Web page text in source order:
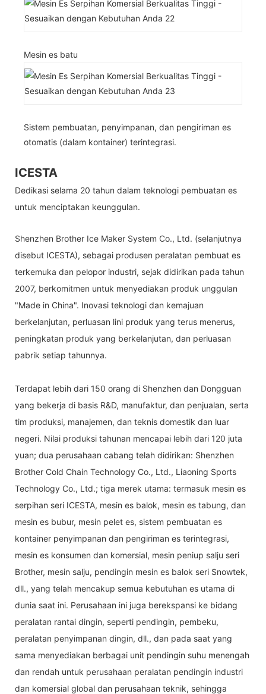
Mesin es batu
Sistem pembuatan, penyimpanan, dan pengiriman es
otomatis (dalam kontainer) terintegrasi.
ICESTA
Dedikasi selama 20 tahun dalam teknologi pembuatan es
untuk menciptakan keunggulan.
Shenzhen Brother Ice Maker System Co., Ltd. (selanjutnya
disebut ICESTA), sebagai produsen peralatan pembuat es
terkemuka dan pelopor industri, sejak didirikan pada tahun
2007, berkomitmen untuk menyediakan produk unggulan
"Made in China". Inovasi teknologi dan kemajuan
berkelanjutan, perluasan lini produk yang terus menerus,
peningkatan produk yang berkelanjutan, dan perluasan
pabrik setiap tahunnya.
Terdapat lebih dari 150 orang di Shenzhen dan Dongguan
yang bekerja di basis R&D, manufaktur, dan penjualan, serta
tim produksi, manajemen, dan teknis domestik dan luar
negeri. Nilai produksi tahunan mencapai lebih dari 120 juta
yuan; dua perusahaan cabang telah didirikan: Shenzhen
Brother Cold Chain Technology Co., Ltd., Liaoning Sports
Technology Co., Ltd.; tiga merek utama: termasuk mesin es
serpihan seri ICESTA, mesin es balok, mesin es tabung, dan
mesin es bubur, mesin pelet es, sistem pembuatan es
kontainer penyimpanan dan pengiriman es terintegrasi,
mesin es konsumen dan komersial, mesin peniup salju seri
Brother, mesin salju, pendingin mesin es balok seri Snowtek,
dll., yang telah mencakup semua kebutuhan es utama di
dunia saat ini. Perusahaan ini juga berekspansi ke bidang
peralatan rantai dingin, seperti pendingin, pembeku,
peralatan penyimpanan dingin, dll., dan pada saat yang
sama menyediakan berbagai unit pendingin suhu menengah
dan rendah untuk perusahaan peralatan pendingin industri
dan komersial global dan perusahaan teknik, sehingga